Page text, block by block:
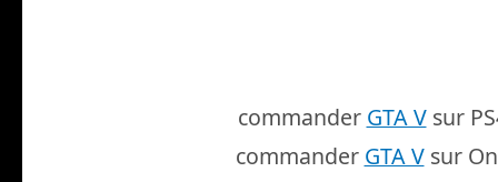
commander GTA Vsur
commander GTA Vsur